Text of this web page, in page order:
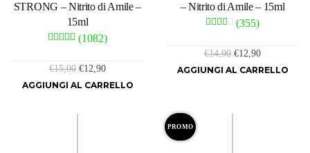
STRONG – Nitrito di Amile –
15ml
(1082)
€15,00 Il
prezzo
€12,90Il
prezzo
AGGIUNGI AL CARRELLO
– Nitrito di Amile – 15ml
(355)
€14,90 Il
prezzo
€12,90Il
prezzo
AGGIUNGI AL CARRELLO
PROMO